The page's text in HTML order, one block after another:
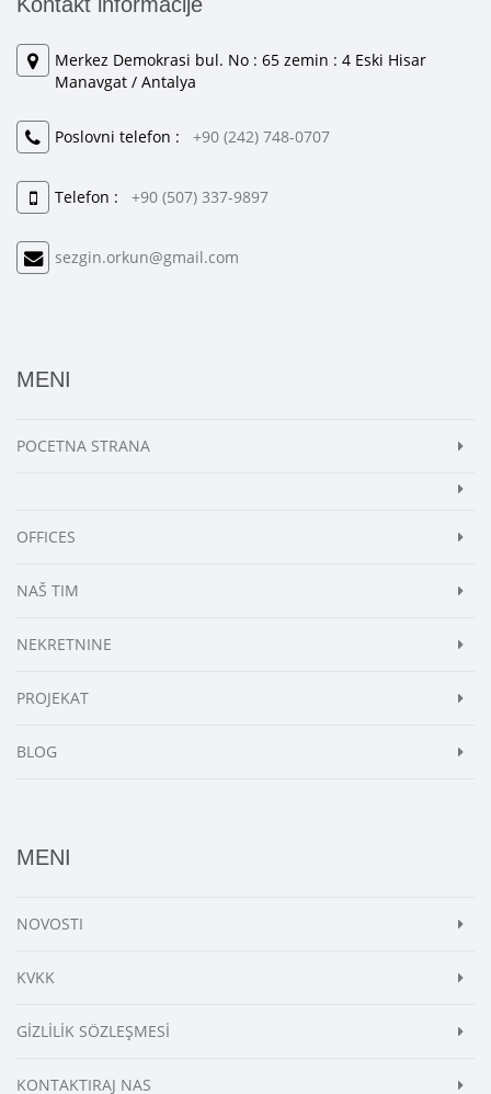
Merkez Demokrasi bul. No : 65 zemin : 4 Eski Hisar
Manavgat / Antalya
Poslovni telefon : +90 (242) 748-0707
Telefon : +90 (507) 337-9897
sezgin.orkun@gmail.com
MENI
POCETNA STRANA
OFFICES
NAŠ TIM
NEKRETNINE
PROJEKAT
BLOG
MENI
NOVOSTI
KVKK
GİZLİLİK SÖZLEŞMESİ
KONTAKTIRAJ NAS